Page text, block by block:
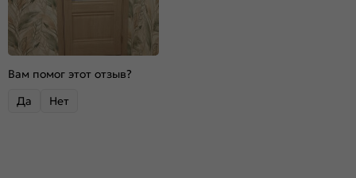
Вам помог этот отзыв?
Да
Нет